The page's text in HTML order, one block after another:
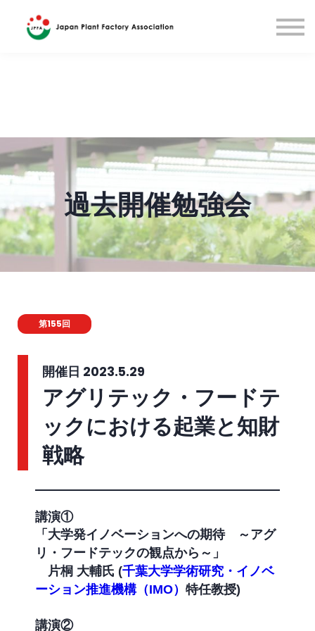
過去開催勉強会
第155回
開催日 2023.5.29
アグリテック・フードテ
ックにおける起業と知財
戦略
講演①
「大学発イノベーションへの期待 ～アグ
リ・フードテックの観点から～」
片桐 大輔氏 (千葉大学学術研究・イノベ
ーション推進機構（IMO） 特任教授)
講演②